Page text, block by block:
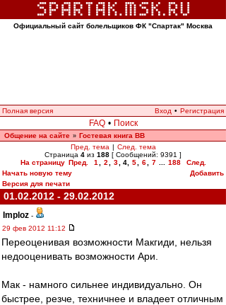
Официальный сайт болельщиков ФК "Спартак" Москва
Полная версия Вход • Регистрация
FAQ • Поиск
Общение на сайте » Гостевая книга ВВ
Пред. тема | След. тема
Страница 4 из 188 [ Сообщений: 9391 ]
На страницу Пред. 1 2 3 4, 5 6 7 188
След.
Начать новую тему
Добавить
Версия для печати
01.02.2012 - 29.02.2012
Imploz -
29 фев 2012 11:12
Переоценивая возможности Макгиди, нельзя
недооценивать возможности Ари.
Мак - намного сильнее индивидуально. Он
быстрее, резче, техничнее и владеет отличным